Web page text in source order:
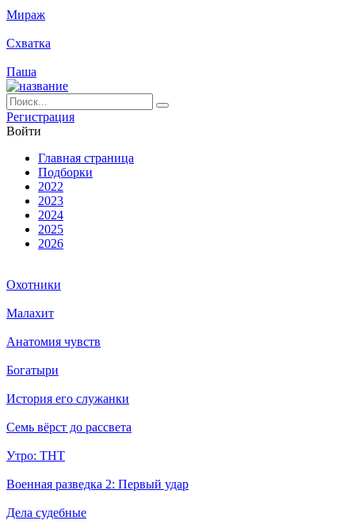
Мираж
Схватка
Паша
Ре­ги­ст­ра­ция
Вой­ти
Глав­ная стра­ни­ца
Подборки
2022
2023
2024
2025
2026
Охотники
Малахит
Анатомия чувств
Богатыри
История его служанки
Семь вёрст до рассвета
Утро: ТНТ
Военная разведка 2: Первый удар
Дела судебные